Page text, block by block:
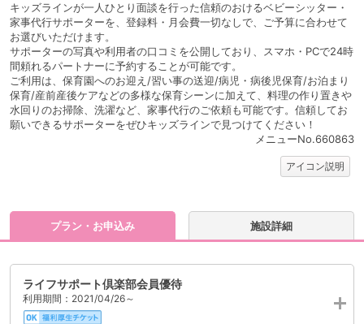
キッズラインが一人ひとり面談を行った信頼のおけるベビーシッター・
家事代行サポーターを、登録料・月会費一切なしで、ご予算に合わせて
お選びいただけます。
サポーターの写真や利用者の口コミを公開しており、スマホ・PCで24時
間頼れるパートナーに予約することが可能です。
ご利用は、保育園へのお迎え/習い事の送迎/病児・病後児保育/お泊まり
保育/産前産後ケアなどの多様な保育シーンに加えて、料理の作り置きや
水回りのお掃除、洗濯など、家事代行のご依頼も可能です。信頼してお
願いできるサポーターをぜひキッズラインで見つけてください！
メニューNo.660863
アイコン説明
プラン・お申込み 施設詳細
ライフサポート倶楽部会員優待
利用期間：2021/04/26～